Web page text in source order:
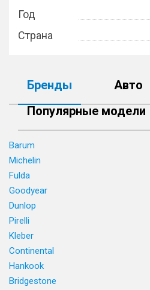
Год
Страна
Бренды
Авто
Популярные модели
Barum
Michelin
Fulda
Goodyear
Dunlop
Pirelli
Kleber
Continental
Hankook
Bridgestone